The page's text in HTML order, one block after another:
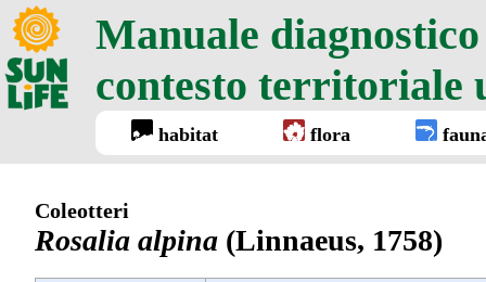
Manuale
contesto territoriale
habitat flora
Coleotteri
Rosalia alpina (Linnaeus, 1758)